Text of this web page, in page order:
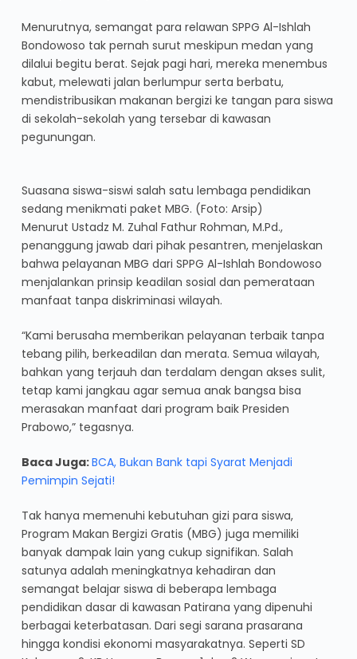
Menurutnya, semangat para relawan SPPG Al-Ishlah
Bondowoso tak pernah surut meskipun medan yang
dilalui begitu berat. Sejak pagi hari, mereka menembus
kabut, melewati jalan berlumpur serta berbatu,
mendistribusikan makanan bergizi ke tangan para siswa
di sekolah-sekolah yang tersebar di kawasan
pegunungan.
Suasana siswa-siswi salah satu lembaga pendidikan
sedang menikmati paket MBG. (Foto: Arsip)
Menurut Ustadz M. Zuhal Fathur Rohman, M.Pd.,
penanggung jawab dari pihak pesantren, menjelaskan
bahwa pelayanan MBG dari SPPG Al-Ishlah Bondowoso
menjalankan prinsip keadilan sosial dan pemerataan
manfaat tanpa diskriminasi wilayah.
“Kami berusaha memberikan pelayanan terbaik tanpa
tebang pilih, berkeadilan dan merata. Semua wilayah,
bahkan yang terjauh dan terdalam dengan akses sulit,
tetap kami jangkau agar semua anak bangsa bisa
merasakan manfaat dari program baik Presiden
Prabowo,” tegasnya.
Baca Juga:BCA, Bukan Bank tapi Syarat Menjadi
Pemimpin Sejati!
Tak hanya memenuhi kebutuhan gizi para siswa,
Program Makan Bergizi Gratis (MBG) juga memiliki
banyak dampak lain yang cukup signifikan. Salah
satunya adalah meningkatnya kehadiran dan
semangat belajar siswa di beberapa lembaga
pendidikan dasar di kawasan Patirana yang dipenuhi
berbagai keterbatasan. Dari segi sarana prasarana
hingga kondisi ekonomi masyarakatnya. Seperti SD